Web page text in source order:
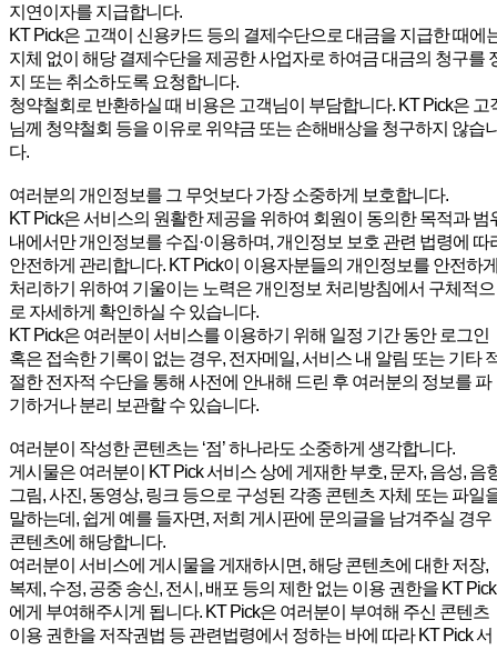
지연이자를 지급합니다.
KT Pick은 고객이 신용카드 등의 결제수단으로 대금을 지급한 때에
지체 없이 해당 결제수단을 제공한 사업자로 하여금 대금의 청구를
지 또는 취소하도록 요청합니다.
청약철회로 반환하실 때 비용은 고객님이 부담합니다. KT Pick은 고
님께 청약철회 등을 이유로 위약금 또는 손해배상을 청구하지 않습
다.
여러분의 개인정보를 그 무엇보다 가장 소중하게 보호합니다.
KT Pick은 서비스의 원활한 제공을 위하여 회원이 동의한 목적과 범
내에서만 개인정보를 수집·이용하며, 개인정보 보호 관련 법령에 따
안전하게 관리합니다. KT Pick이 이용자분들의 개인정보를 안전하
처리하기 위하여 기울이는 노력은 개인정보 처리방침에서 구체적으
로 자세하게 확인하실 수 있습니다.
KT Pick은 여러분이 서비스를 이용하기 위해 일정 기간 동안 로그인
혹은 접속한 기록이 없는 경우, 전자메일, 서비스 내 알림 또는 기타
절한 전자적 수단을 통해 사전에 안내해 드린 후 여러분의 정보를 파
기하거나 분리 보관할 수 있습니다.
여러분이 작성한 콘텐츠는 ‘점’ 하나라도 소중하게 생각합니다.
게시물은 여러분이 KT Pick 서비스 상에 게재한 부호, 문자, 음성, 음
그림, 사진, 동영상, 링크 등으로 구성된 각종 콘텐츠 자체 또는 파일
말하는데, 쉽게 예를 들자면, 저희 게시판에 문의글을 남겨주실 경우
콘텐츠에 해당합니다.
여러분이 서비스에 게시물을 게재하시면, 해당 콘텐츠에 대한 저장,
복제, 수정, 공중 송신, 전시, 배포 등의 제한 없는 이용 권한을 KT Pick
에게 부여해주시게 됩니다. KT Pick은 여러분이 부여해 주신 콘텐츠
이용 권한을 저작권법 등 관련법령에서 정하는 바에 따라 KT Pick 서